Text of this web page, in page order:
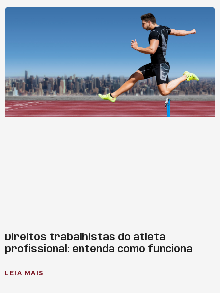
Direitos trabalhistas do atleta
profissional: entenda como funciona
LEIA MAIS